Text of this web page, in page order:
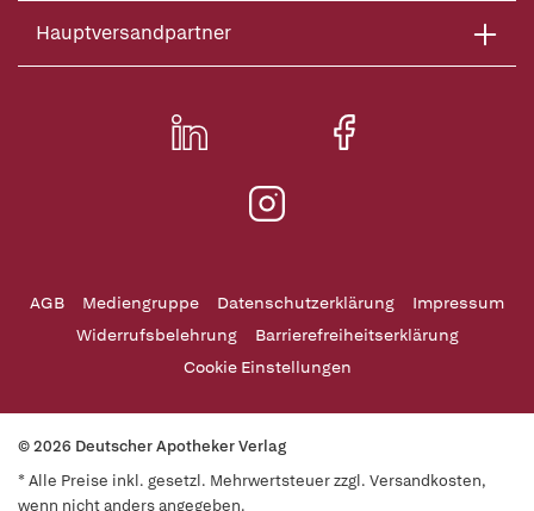
Hauptversandpartner
AGB Mediengruppe Datenschutzerklärung
Impressum
Widerrufsbelehrung
Barrierefreiheitserklärung
Cookie Einstellungen
© 2026 Deutscher Apotheker Verlag
* Alle Preise inkl. gesetzl. Mehrwertsteuer zzgl. Versandkosten,
wenn nicht anders angegeben.